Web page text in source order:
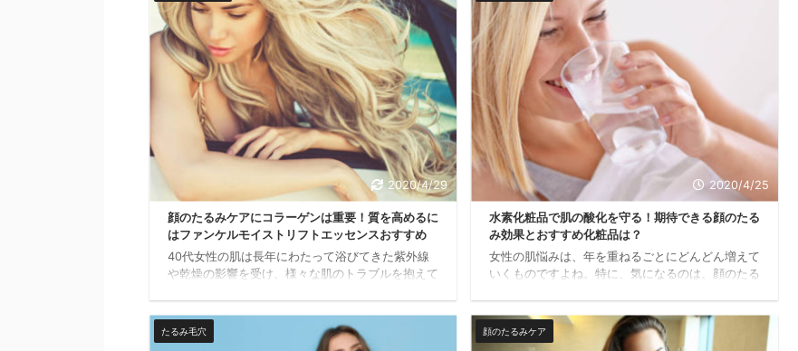
2020/4/29
顔のたるみケアにコラーゲンは重要！質を高めるに
はファンケルモイストリフトエッセンスおすすめ
40代女性の肌は長年にわたって浴びてきた紫外線
や乾燥の影響を受け、様々な肌のトラブルを抱えて
みが増えた気がするわ！ハリが無くなってきた…。
シミがいつの間にか増えた気がする…。ほうれい線
2020/4/25
水素化粧品で肌の酸化を守る！期待できる顔のたる
み効果とおすすめ化粧品は？
女性の肌悩みは、年を重ねるごとにどんどん増えて
いくものですよね。特に、気になるのは、顔のたる
なと感じてしまいますよね。 顔のたるみが生じる
大きな原因の一つに肌の酸化があります。肌の酸化
たるみ毛穴 顔のたるみケア